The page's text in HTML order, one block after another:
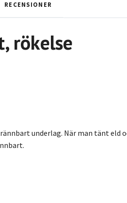
RECENSIONER
, rökelse
underlag. När man tänt eld